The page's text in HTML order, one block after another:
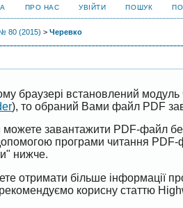
ПРО НАС УВІЙТИ ПОШУК
80 (2015) >Черевко
браузері встановлений
), то обраний Вами файл PDF
можете завантажити PDF-файл
програми читання
нижче.
отримати більше інформації
рекомендуємо корисну статтю